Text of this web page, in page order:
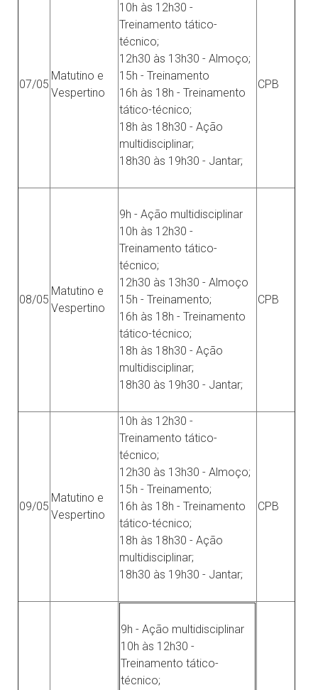
07/05
Matutino e
Vespertino
10h às 12h30 -
Treinamento tático-
técnico;
12h30 às 13h30 - Almoço;
15h - Treinamento
16h às 18h - Treinamento
tático-técnico;
18h às 18h30 - Ação
multidisciplinar;
18h30 às 19h30 - Jantar;
CPB
08/05
Matutino e
Vespertino
9h - Ação multidisciplinar
10h às 12h30 -
Treinamento tático-
técnico;
12h30 às 13h30 - Almoço
15h - Treinamento;
16h às 18h - Treinamento
tático-técnico;
18h às 18h30 - Ação
multidisciplinar;
18h30 às 19h30 - Jantar;
CPB
09/05
Matutino e
Vespertino
10h às 12h30 -
Treinamento tático-
técnico;
12h30 às 13h30 - Almoço;
15h - Treinamento;
16h às 18h - Treinamento
tático-técnico;
18h às 18h30 - Ação
multidisciplinar;
18h30 às 19h30 - Jantar;
CPB
9h - Ação multidisciplinar
10h às 12h30 -
Treinamento tático-
técnico;